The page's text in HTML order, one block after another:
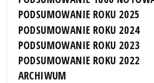
PODSUMOWANIE ROKU 2025
PODSUMOWANIE ROKU 2024
PODSUMOWANIE ROKU 2023
PODSUMOWANIE ROKU 2022
ARCHIWUM